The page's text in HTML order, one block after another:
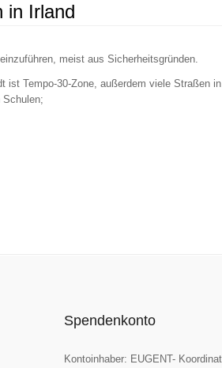
in Irland
meist aus Sicherheitsgründen.
ist Tempo-30-Zone, außerdem viele Straßen in
Schulen;
Spendenkonto
Kontoinhaber: EUGENT-